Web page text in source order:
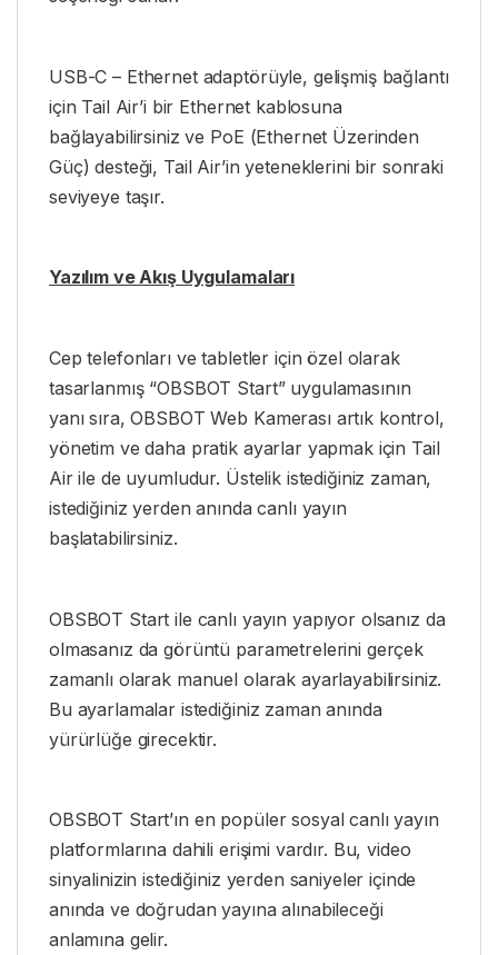
USB-C – Ethernet adaptörüyle, gelişmiş bağlantı
için Tail Air’i bir Ethernet kablosuna
bağlayabilirsiniz ve PoE (Ethernet Üzerinden
Güç) desteği, Tail Air’in yeteneklerini bir sonraki
seviyeye taşır.
Yazılım ve Akış Uygulamaları
Cep telefonları ve tabletler için özel olarak
tasarlanmış “OBSBOT Start” uygulamasının
yanı sıra, OBSBOT Web Kamerası artık kontrol,
yönetim ve daha pratik ayarlar yapmak için Tail
Air ile de uyumludur. Üstelik istediğiniz zaman,
istediğiniz yerden anında canlı yayın
başlatabilirsiniz.
OBSBOT Start ile canlı yayın yapıyor olsanız da
olmasanız da görüntü parametrelerini gerçek
zamanlı olarak manuel olarak ayarlayabilirsiniz.
Bu ayarlamalar istediğiniz zaman anında
yürürlüğe girecektir.
OBSBOT Start’ın en popüler sosyal canlı yayın
platformlarına dahili erişimi vardır. Bu, video
sinyalinizin istediğiniz yerden saniyeler içinde
anında ve doğrudan yayına alınabileceği
anlamına gelir.